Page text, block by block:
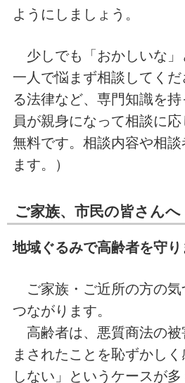
ようにしましょう。
少しでも「おかしいな」
一人で悩まず相談してく
る法律など、専門知識を
員が親身になって相談に
無料です。相談内容や相
ます。）
ご家族、市民の皆さんへ
地域ぐるみで高齢者を守り
ご家族・ご近所の方の気
つながります。
高齢者は、悪質商法の被
まされたことを恥ずかし
しない」というケースが